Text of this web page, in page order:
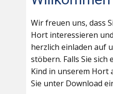
Wir freuen uns, dass
Hort interessieren
herzlich einladen auf
stöbern. Falls Sie sich
Kind in unserem Hort
Sie unter Download